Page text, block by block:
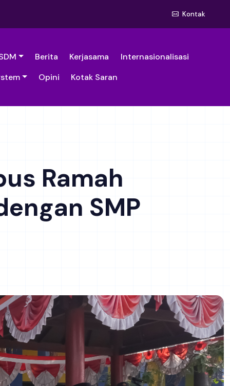
Kontak
Berita Kerjasama
Internasionalisasi
Opini Kotak Saran
Ramah
SMP